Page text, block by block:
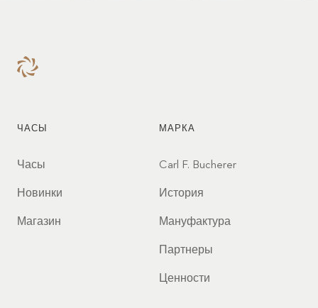
ЧАСЫ
Часы
Новинки
Магазин
МАРКА
Carl F. Bucherer
История
Мануфактура
Партнеры
Ценности